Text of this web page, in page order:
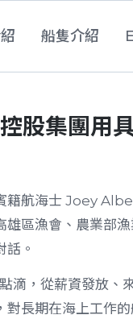
船隻介紹
股集團用
航海士 Joey
區漁會、農業部
。
，從薪資發放
長期在海上工作